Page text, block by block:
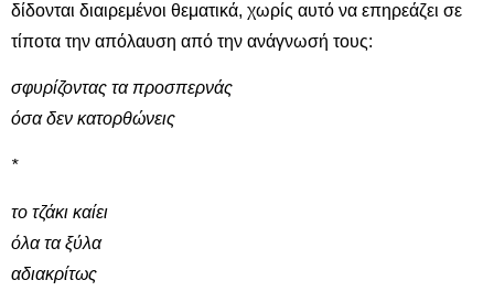
δίδονται διαιρεμένοι θεματικά, χωρίς αυτό να επηρεάζει σε
τίποτα την απόλαυση από την ανάγνωσή τους:
σφυρίζοντας τα προσπερνάς
όσα δεν κατορθώνεις
*
το τζάκι καίει
όλα τα ξύλα
αδιακρίτως